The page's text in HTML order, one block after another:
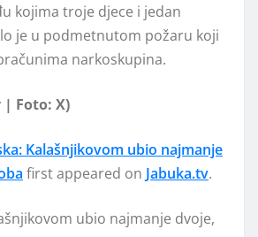
kojima troje djece i jedan
je u podmetnutom požaru koji
narkoskupina.
Foto: X)
Kalašnjikovom ubio najmanje
first appeared on Jabuka.tv.